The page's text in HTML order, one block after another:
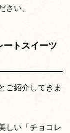
い。
トスイーツ
ご紹介してきま
しい「チョコレ